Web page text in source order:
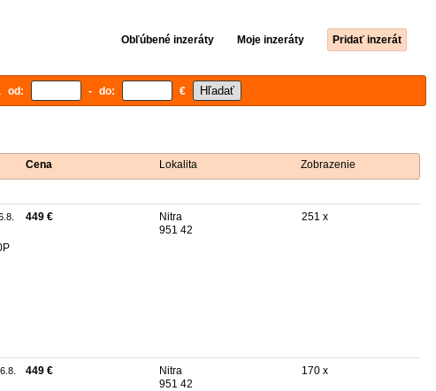
Obľúbené inzeráty Moje inzeráty Pridať inzerát
od: - do: €
Cena Lokalita Zobrazenie
449 €
Nitra
951 42
251 x
449 €
Nitra
951 42
170 x